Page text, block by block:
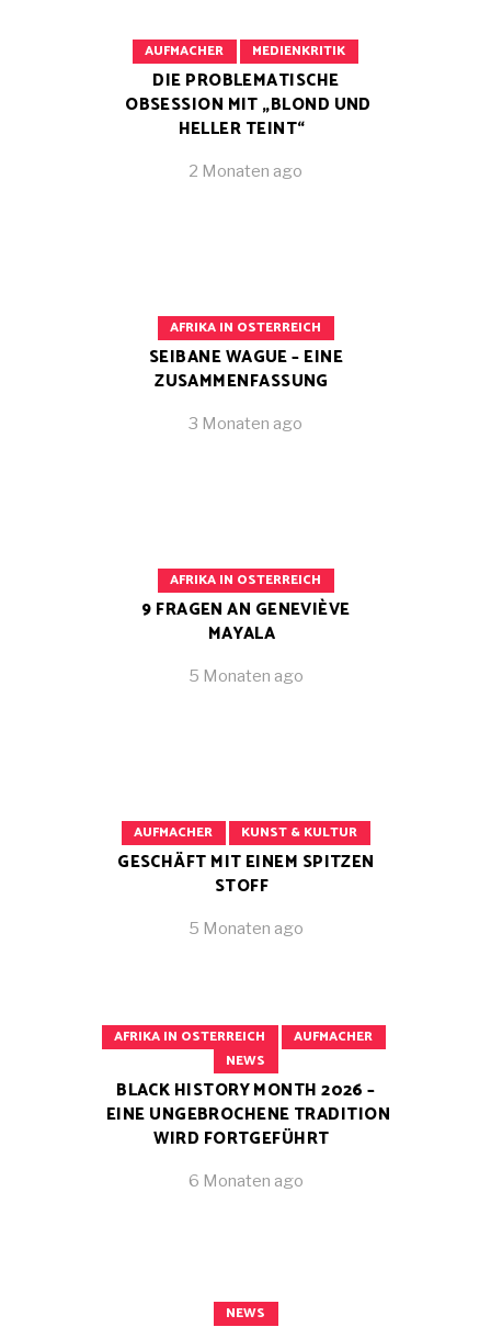
AUFMACHER MEDIENKRITIK
DIE PROBLEMATISCHE
OBSESSION MIT „BLOND UND
HELLER TEINT“
2 Monaten ago
AFRIKA IN OSTERREICH
SEIBANE WAGUE – EINE
ZUSAMMENFASSUNG
3 Monaten ago
AFRIKA IN OSTERREICH
9 FRAGEN AN GENEVIÈVE
MAYALA
5 Monaten ago
AUFMACHER KUNST & KULTUR
GESCHÄFT MIT EINEM SPITZEN
STOFF
5 Monaten ago
AFRIKA IN OSTERREICH
AUFMACHER
NEWS
BLACK HISTORY MONTH 2026 –
EINE UNGEBROCHENE TRADITION
WIRD FORTGEFÜHRT
6 Monaten ago
NEWS